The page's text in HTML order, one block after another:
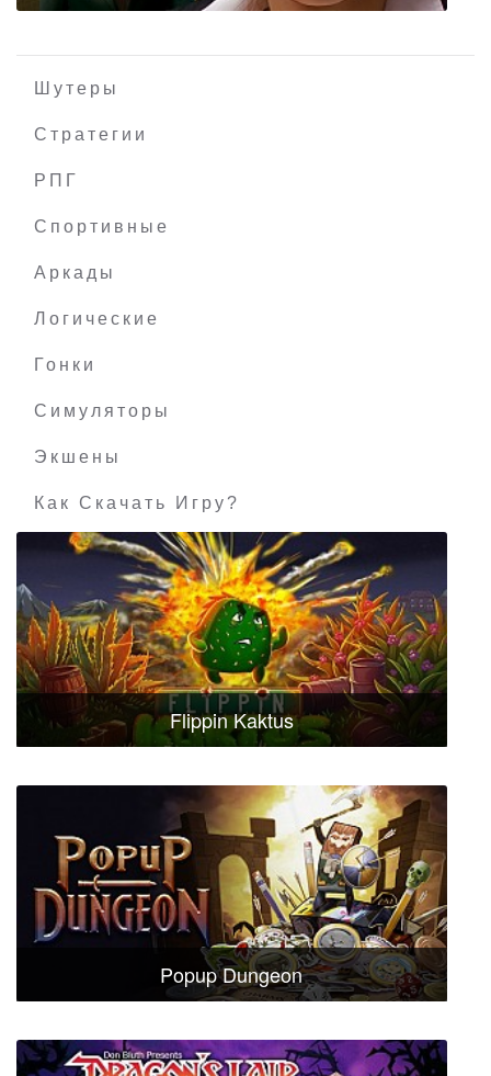
Шутеры
Стратегии
РПГ
Спортивные
Аркады
Логические
Гонки
Симуляторы
Экшены
Как Скачать Игру?
Flippin Kaktus
Popup Dungeon